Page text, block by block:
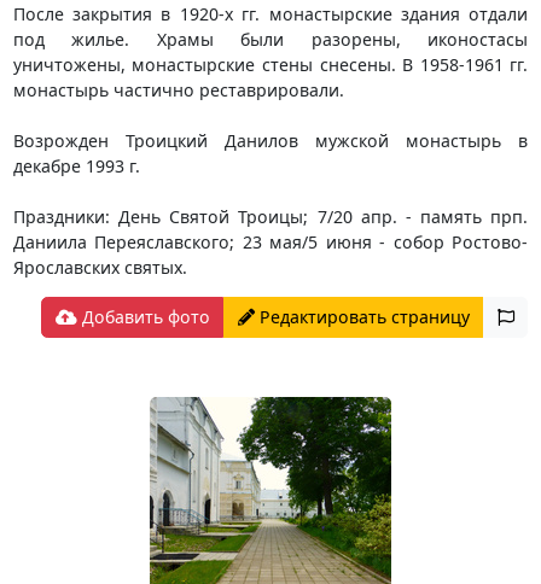
После закрытия в 1920-х гг. монастырские здания отдали
под жилье. Храмы были разорены, иконостасы
уничтожены, монастырские стены снесены. В 1958-1961 гг.
монастырь частично реставрировали.
Возрожден Троицкий Данилов мужской монастырь в
декабре 1993 г.
Праздники: День Святой Троицы; 7/20 апр. - память прп.
Даниила Переяславского; 23 мая/5 июня - собор Ростово-
Ярославских святых.
Добавить фото Редактировать страницу